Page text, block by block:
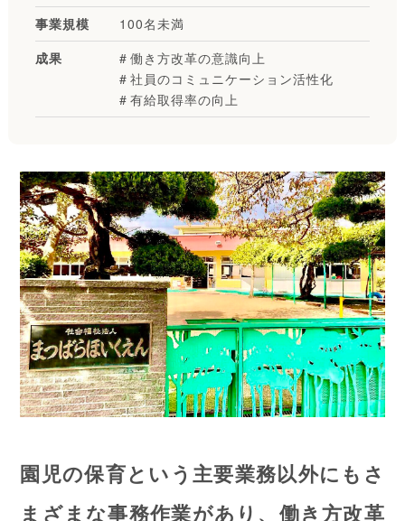
事業規模
100名未満
成果
働き方改革の意識向上
社員のコミュニケーション活性化
有給取得率の向上
園児の保育という主要業務以外にもさ
まざまな事務作業があり、働き方改革